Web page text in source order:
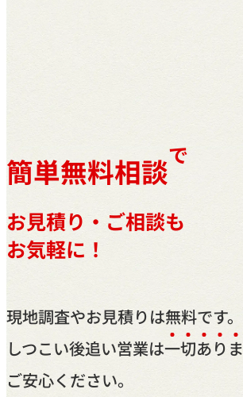
簡単無料相談で
お見積り・ご相談も
お気軽に！
現地調査やお見積りは無料です。
しつこい後追い営業は一切あり ま
ご安心ください。